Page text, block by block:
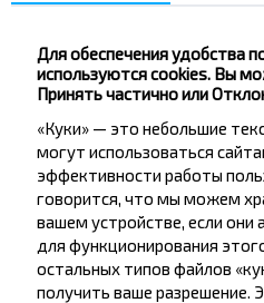
Школа
Поликлиника
ЖИТКОВИЧИ(Ф-л АП №16)
Для обеспечения удобства
используются cookies. Вы
Принять частично или
«Куки» — это небольшие
могут использоваться
эффективности работы
говорится, что мы можем
вашем устройстве, если
для функционирования
остальных типов файлов
получить ваше разрешение.